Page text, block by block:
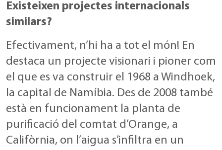
Existeixen projectes internacionals
similars?
Efectivament, n’hi ha a tot el món! En
destaca un projecte visionari i pioner com
el que es va construir el 1968 a Windhoek,
la capital de Namíbia. Des de 2008 també
està en funcionament la planta de
purificació del comtat d’Orange, a
Califòrnia, on l’aigua s’infiltra en un